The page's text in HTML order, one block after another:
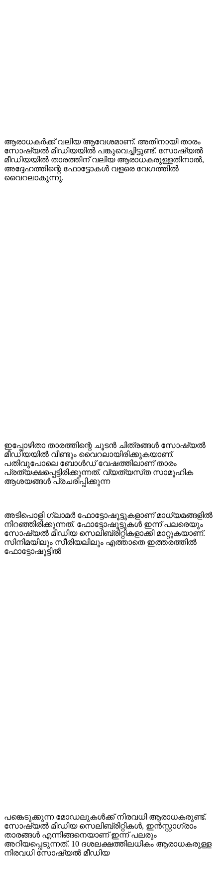
ആരാധകർക്ക് വലിയ ആവേശമാണ്. അതിനായി താരം
സോഷ്യൽ മീഡിയയിൽ പങ്കുവെച്ചിട്ടുണ്ട്. സോഷ്യൽ
മീഡിയയിൽ താരത്തിന് വലിയ ആരാധകരുള്ളതിനാൽ,
അദ്ദേഹത്തിന്റെ ഫോട്ടോകൾ വളരെ വേഗത്തിൽ
വൈറലാകുന്നു.
ഇപ്പോഴിതാ താരത്തിന്റെ ചൂടൻ ചിത്രങ്ങൾ സോഷ്യൽ
മീഡിയയിൽ വീണ്ടും വൈറലായിരിക്കുകയാണ്.
പതിവുപോലെ ബോൾഡ് വേഷത്തിലാണ് താരം
പ്രത്യക്ഷപ്പെട്ടിരിക്കുന്നത്. വ്യത്യസ്‌ത സാമൂഹിക
ആശയങ്ങൾ പ്രചരിപ്പിക്കുന്ന
അടിപൊളി ഗ്ലാമർ ഫോട്ടോഷൂട്ടുകളാണ് മാധ്യമങ്ങളിൽ
നിറഞ്ഞിരിക്കുന്നത്. ഫോട്ടോഷൂട്ടുകൾ ഇന്ന് പലരെയും
സോഷ്യൽ മീഡിയ സെലിബ്രിറ്റികളാക്കി മാറ്റുകയാണ്.
സിനിമയിലും സീരിയലിലും എത്താതെ ഇത്തരത്തിൽ
ഫോട്ടോഷൂട്ടിൽ
പങ്കെടുക്കുന്ന മോഡലുകൾക്ക് നിരവധി ആരാധകരുണ്ട്.
സോഷ്യൽ മീഡിയ സെലിബ്രിറ്റികൾ, ഇൻസ്റ്റാഗ്രാം
താരങ്ങൾ എന്നിങ്ങനെയാണ് ഇന്ന് പലരും
അറിയപ്പെടുന്നത്. 10 ദശലക്ഷത്തിലധികം ആരാധകരുള്ള
നിരവധി സോഷ്യൽ മീഡിയ